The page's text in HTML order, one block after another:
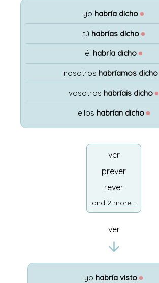
yo habría dicho ●
tú habrías dicho ●
él habría dicho ●
nosotros habríamos dicho
vosotros habríais dicho ●
ellos habrían dicho ●
ver
prever
rever
and 2 more...
ver
yo habría visto ●